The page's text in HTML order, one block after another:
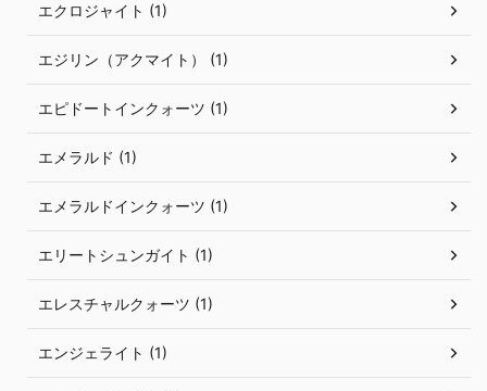
エクロジャイト (1)
エジリン（アクマイト） (1)
エピドートインクォーツ (1)
エメラルド (1)
エメラルドインクォーツ (1)
エリートシュンガイト (1)
エレスチャルクォーツ (1)
エンジェライト (1)